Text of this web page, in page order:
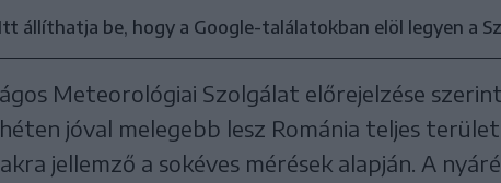
Itt állíthatja be, hogy a Google-találatokban elöl legyen a
Meteorológiai Szolgálat előrejelzése
jóval melegebb lesz Románia teljes
jellemző a sokéves mérések alapján. A